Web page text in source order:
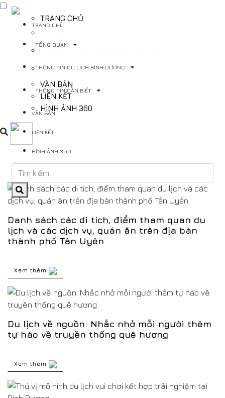
TRANG CHỦ
THÔNG TIN CẦN BIẾT
VĂN BẢN
LIÊN KẾT
HÌNH ẢNH 360
TRANG CHỦ
TỔNG QUAN
THÔNG TIN DU LỊCH BÌNH DƯƠNG
THÔNG TIN CẦN BIẾT
VĂN BẢN
LIÊN KẾT
HÌNH ẢNH 360
Danh sách các di tích, điểm tham quan du
lịch và các dịch vụ, quán ăn trên địa bàn
thành phố Tân Uyên
Xem thêm
Du lịch về nguồn: Nhắc nhở mỗi người thêm
tự hào về truyền thống quê hương
Xem thêm